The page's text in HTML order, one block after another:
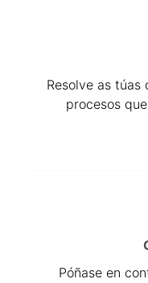
Resolve as
procesos
Póñase en